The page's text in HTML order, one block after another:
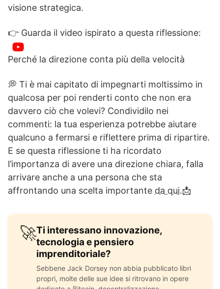
visione strategica.
👉 Guarda il video ispirato a questa riflessione:
Perché la direzione conta più della velocità
💭 Ti è mai capitato di impegnarti moltissimo in
qualcosa per poi renderti conto che non era
davvero ciò che volevi? Condividilo nei
commenti: la tua esperienza potrebbe aiutare
qualcuno a fermarsi e riflettere prima di ripartire.
E se questa riflessione ti ha ricordato
l’importanza di avere una direzione chiara, falla
arrivare anche a una persona che sta
affrontando una scelta importante da qui.📩
🚀Ti interessano innovazione,
tecnologia e pensiero
imprenditoriale?
Sebbene Jack Dorsey non abbia pubblicato libri
propri, molte delle sue idee si ritrovano in opere